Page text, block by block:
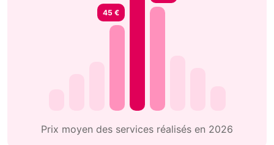
45 €
Prix moyen des services réalisés en 2026